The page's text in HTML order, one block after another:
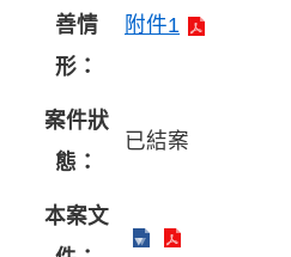
善情
形：
附件1
案件狀
態：
已結案
本案文